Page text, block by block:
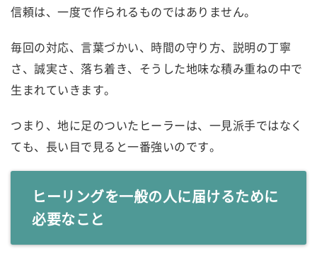
信頼は、一度で作られるものではありません。
毎回の対応、言葉づかい、時間の守り方、説明の丁寧
さ、誠実さ、落ち着き、そうした地味な積み重ねの中で
生まれていきます。
つまり、地に足のついたヒーラーは、一見派手ではなく
ても、長い目で見ると一番強いのです。
ヒーリングを一般の人に届けるために
必要なこと